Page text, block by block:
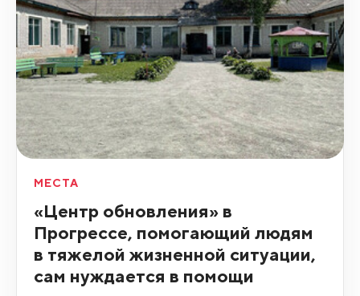
МЕСТА
«Центр обновления» в
Прогрессе, помогающий людям
в тяжелой жизненной ситуации,
сам нуждается в помощи